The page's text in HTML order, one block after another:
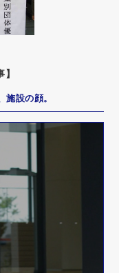
施設の顔。